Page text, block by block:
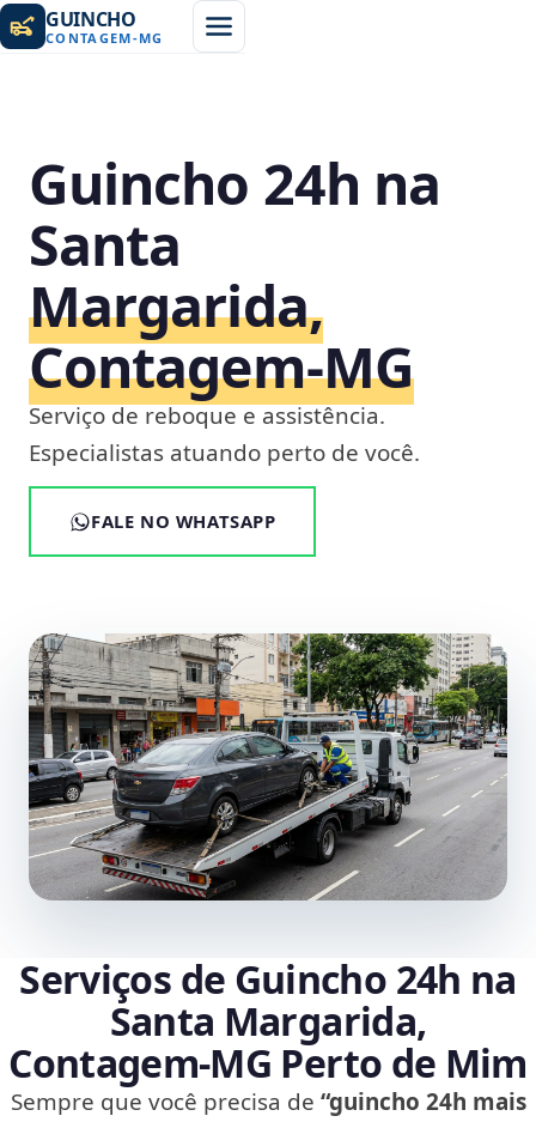
GUINCHO
CONTAGEM-MG
Guincho 24h na
Santa
Margarida,
Contagem‑MG
Serviço de reboque e assistência.
Especialistas atuando perto de você.
FALE NO WHATSAPP
Serviços de Guincho 24h na
Santa Margarida,
Contagem‑MG Perto de Mim
Sempre que você precisa de “guincho 24h mais